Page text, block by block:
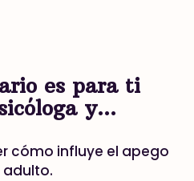
es para ti
y…
cómo influye el apego
adulto.